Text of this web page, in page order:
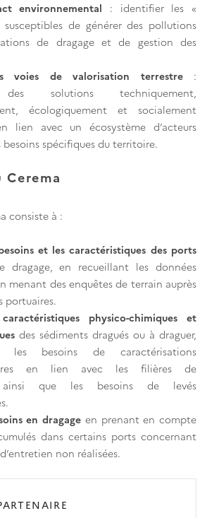
environnemental : identifier les «
de générer des pollutions
de dragage et de gestion des
voies de valorisation terrestre:
des solutions techniquement,
écologiquement et socialement
lien avec un écosystème d’acteurs
besoins spécifiques du territoire.
Cerema
consiste à :
et les caractéristiques des ports
dragage, en recueillant les données
menant des enquêtes de terrain auprès
portuaires.
physico-chimiques et
des sédiments dragués ou à draguer,
les besoins de caractérisations
en lien avec les filières de
ainsi que les besoins de levés
en dragage en prenant en compte
dans certains ports concernant
non réalisées.